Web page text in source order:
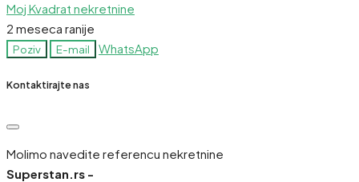
Moj Kvadrat nekretnine
2 meseca ranije
Poziv E-mail WhatsApp
Kontaktirajte nas
Molimo navedite referencu nekretnine
Superstan.rs -